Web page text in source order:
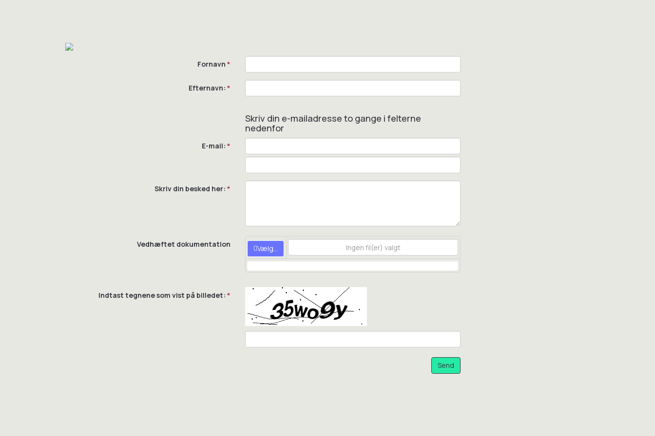
Fornavn *
Efternavn: *
Skriv din e-mailadresse to gange i felterne
nedenfor
E-mail: *
Skriv din besked her: *
Vedhæftet dokumentation Vælg...
Indtast tegnene som vist på billedet: *